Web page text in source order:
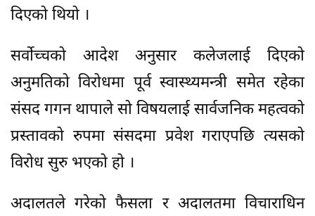
दिएको थियो ।
सर्वोच्चको आदेश अनुसार कलेजलाई दिएको
अनुमतिको विरोधमा पूर्व स्वास्थ्यमन्त्री समेत रहेका
संसद गगन थापाले सो विषयलाई सार्वजनिक महत्वको
प्रस्तावको रुपमा संसदमा प्रवेश गराएपछि त्यसको
विरोध सुरु भएको हो ।
अदालतले गरेको फैसला र अदालतमा विचाराधिन